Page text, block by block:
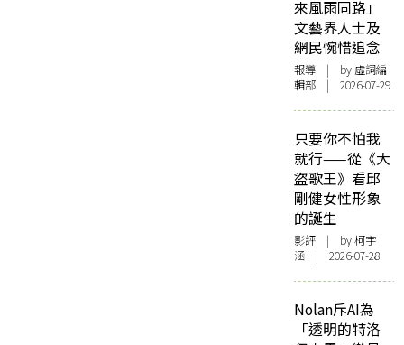
來風雨同路」
文藝界人士及
網民惋惜追念
報導 | by 虛詞編
輯部 | 2026-07-29
只要你不怕我
就行——從《大
盜歌王》看邱
剛健女性形象
的誕生
影評 | by 柯宇
涵 | 2026-07-28
Nolan斥AI為
「透明的特洛